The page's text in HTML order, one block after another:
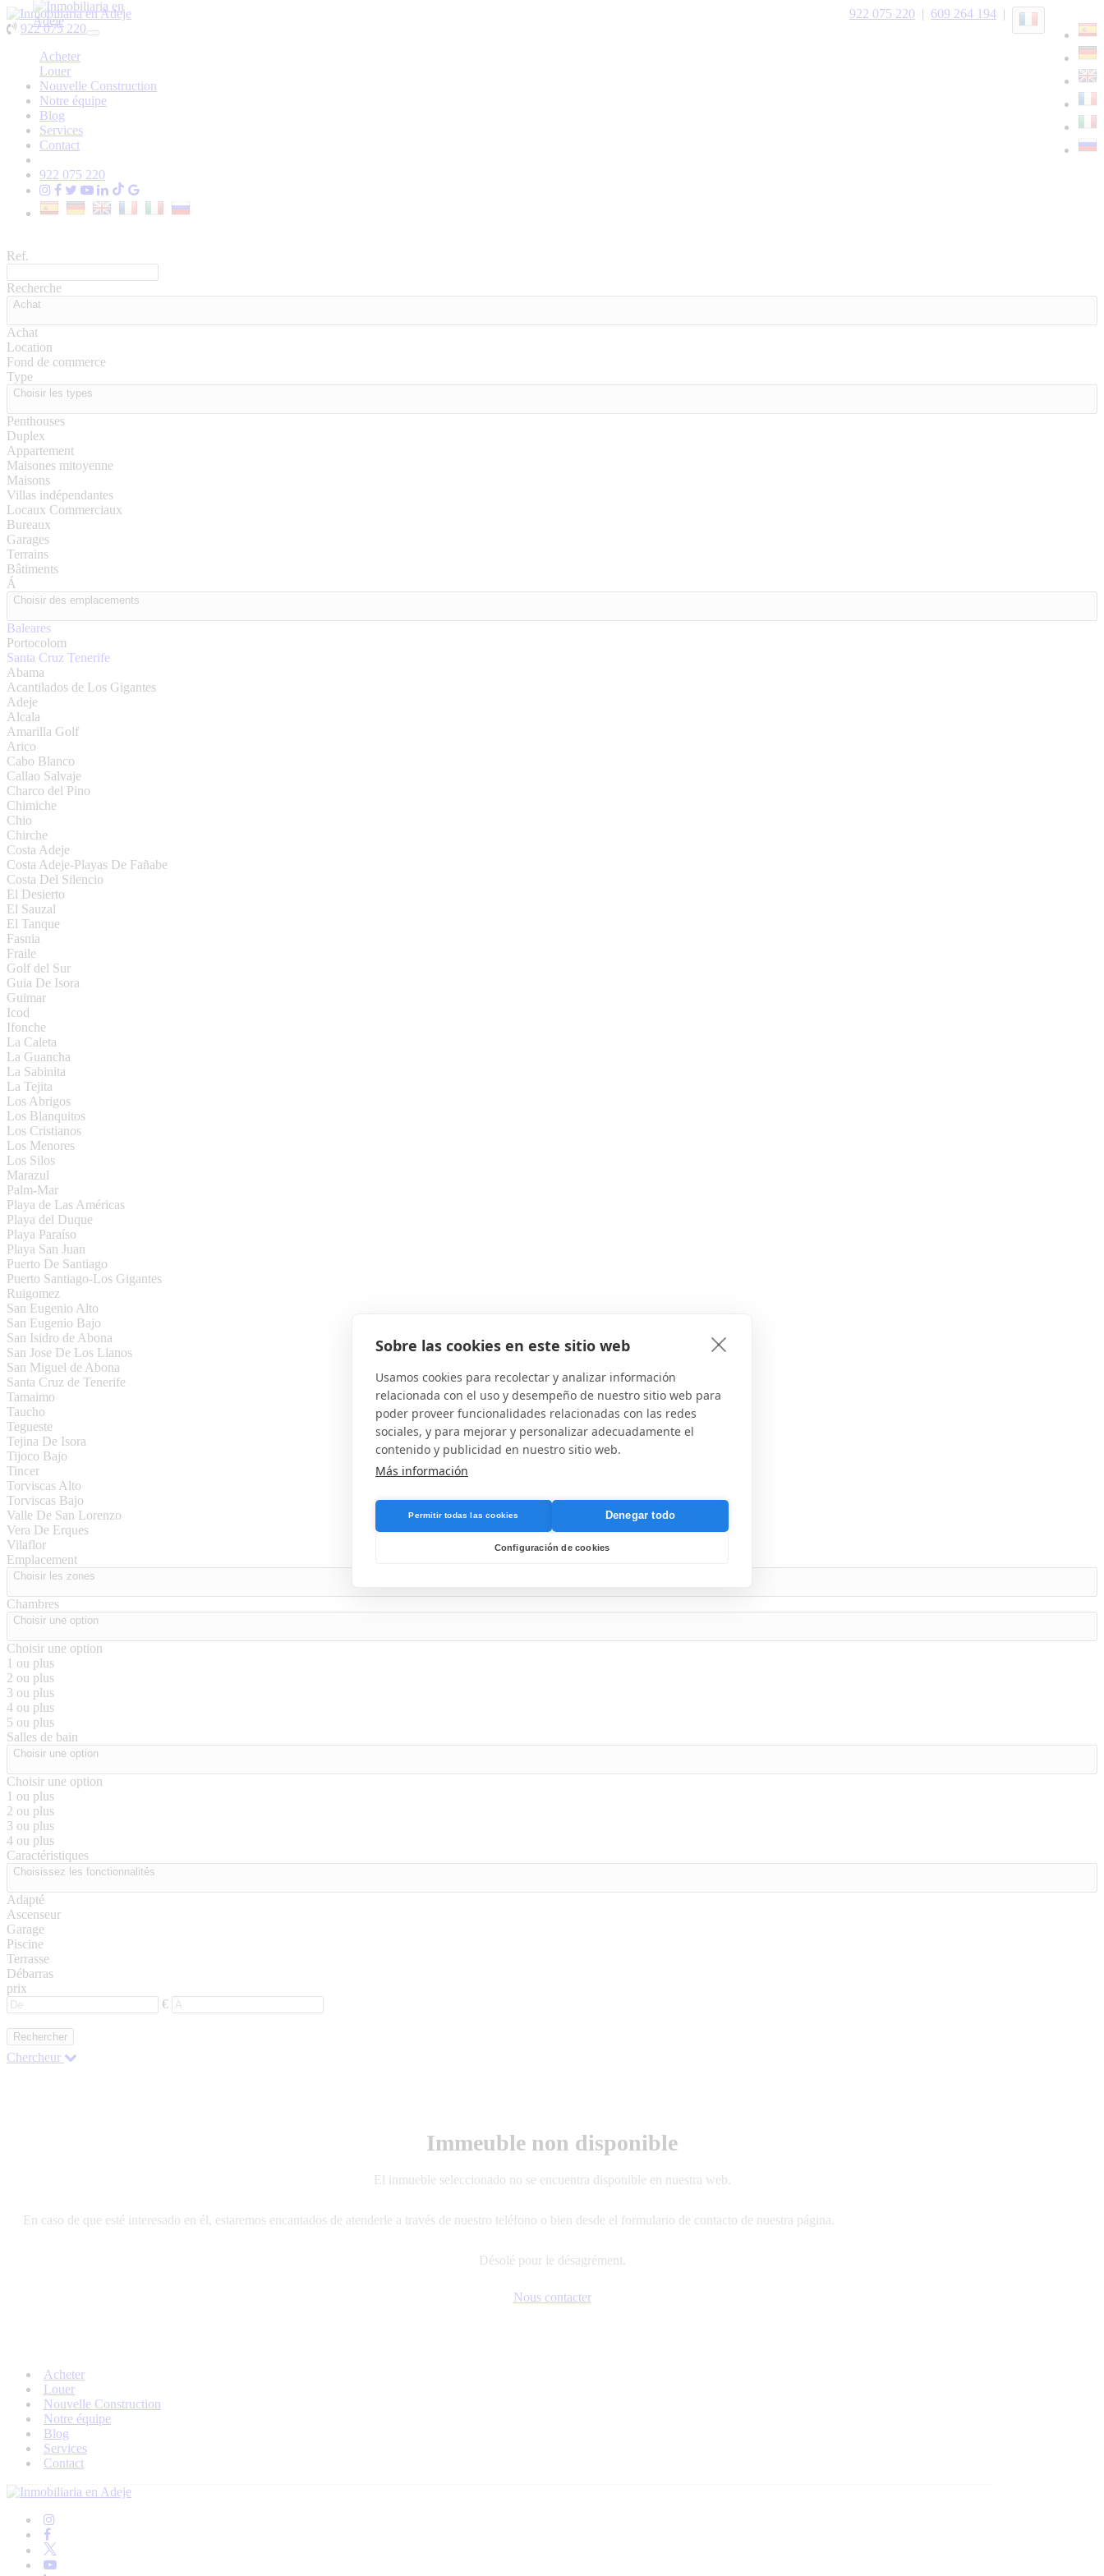
Sobre las cookies en este sitio web
Usamos cookies para recolectar y analizar información
relacionada con el uso y desempeño de nuestro sitio web para
poder proveer funcionalidades relacionadas con las redes
sociales, y para mejorar y personalizar adecuadamente el
contenido y publicidad en nuestro sitio web.
Más información
Permitir todas las cookies Denegar todo
Configuración de cookies
609 264 194 |
922 075 220 |
922 075 220
Toggle
Acheter
Louer
Nouvelle Construction
Notre équipe
Blog
Services
Contact
922 075 220
Ref.
Recherche
Achat
Achat
Location
Fond de commerce
Type
Choisir les types
Penthouses
Duplex
Appartement
Maisones mitoyenne
Maisons
Villas indépendantes
Locaux Commerciaux
Bureaux
Garages
Terrains
Bâtiments
Á
Choisir des emplacements
Baleares
Portocolom
Santa Cruz Tenerife
Abama
Acantilados de Los Gigantes
Adeje
Alcala
Amarilla Golf
Arico
Cabo Blanco
Callao Salvaje
Charco del Pino
Chimiche
Chio
Chirche
Costa Adeje
Costa Adeje-Playas De Fañabe
Costa Del Silencio
El Desierto
El Sauzal
El Tanque
Fasnia
Fraile
Golf del Sur
Guia De Isora
Guimar
Icod
Ifonche
La Caleta
La Guancha
La Sabinita
La Tejita
Los Abrigos
Los Blanquitos
Los Cristianos
Los Menores
Los Silos
Marazul
Palm-Mar
Playa de Las Américas
Playa del Duque
Playa Paraíso
Playa San Juan
Puerto De Santiago
Puerto Santiago-Los Gigantes
Ruigomez
San Eugenio Alto
San Eugenio Bajo
San Isidro de Abona
San Jose De Los Llanos
San Miguel de Abona
Santa Cruz de Tenerife
Tamaimo
Taucho
Tegueste
Tejina De Isora
Tijoco Bajo
Tincer
Torviscas Alto
Torviscas Bajo
Valle De San Lorenzo
Vera De Erques
Vilaflor
Emplacement
Choisir les zones
Chambres
Choisir une option
Choisir une option
1 ou plus
2 ou plus
3 ou plus
4 ou plus
5 ou plus
Salles de bain
Choisir une option
Choisir une option
1 ou plus
2 ou plus
3 ou plus
4 ou plus
Caractéristiques
Choisissez les fonctionnalités
Adapté
Ascenseur
Garage
Piscine
Terrasse
Débarras
prix
€
Rechercher
Chercheur
Immeuble non disponible
El inmueble seleccionado no se encuentra disponible en nuestra web.
En caso de que esté interesado en él, estaremos encantados de atenderle a través de nuestro teléfono o bien desde el formulario de contacto de nuestra página.
Désolé pour le désagrément.
Nous contacter
Acheter
Louer
Nouvelle Construction
Notre équipe
Blog
Services
Contact